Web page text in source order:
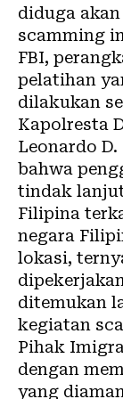
diduga
scamming
FBI,
pelatihan
dilakukan
Kapolresta
Leonardo
bahwa
tindak
Filipina
negara
lokasi,
ditemukan
kegiatan
Pihak
dengan
yang